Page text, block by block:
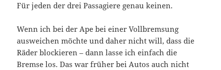
Für jeden der drei Passagiere genau keinen.
Wenn ich bei der Ape bei einer Vollbremsung
ausweichen möchte und daher nicht will, dass die
Räder blockieren – dann lasse ich einfach die
Bremse los. Das war früher bei Autos auch nicht